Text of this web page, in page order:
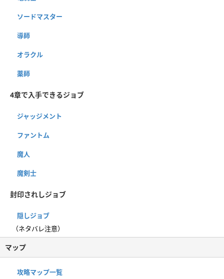
ソードマスター
導師
オラクル
薬師
4章で入手できるジョブ
ジャッジメント
ファントム
魔人
魔剣士
封印されしジョブ
隠しジョブ
（ネタバレ注意）
マップ
攻略マップ一覧